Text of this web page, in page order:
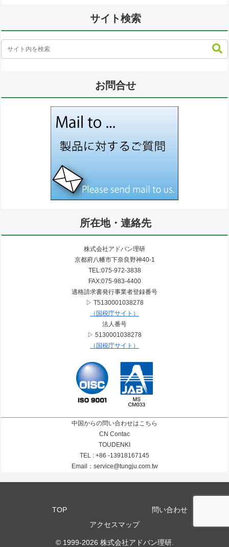
サイト検索
お問合せ
所在地・連絡先
株式会社アドバン理研
京都府八幡市下奈良野神40-1
TEL:075-972-3838
FAX:075-983-4400
適格請求書発行事業者登録番号
▷ T5130001038278
（国税庁サイト）
法人番号
▷ 5130001038278
（国税庁サイト）
中国からの問い合わせはこちら
CN Contac
TOUDENKI
TEL : +86 -13918167145
Email：service@tungju.com.tw
TOP
問い合わせ
アクセスマップ
© 1999-2026 株式会社アドバン理研.